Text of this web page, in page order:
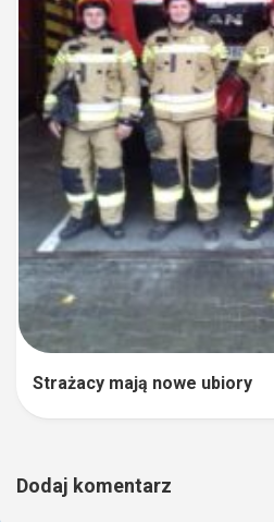
Strażacy mają nowe ubiory
Dodaj komentarz